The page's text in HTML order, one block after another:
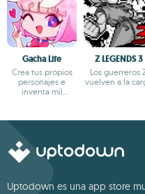
Gacha Life
Crea tus propios
personajes e
inventa mil
Z LEGENDS 3
Los guerreros
vuelven a la
Uptodown es una app store